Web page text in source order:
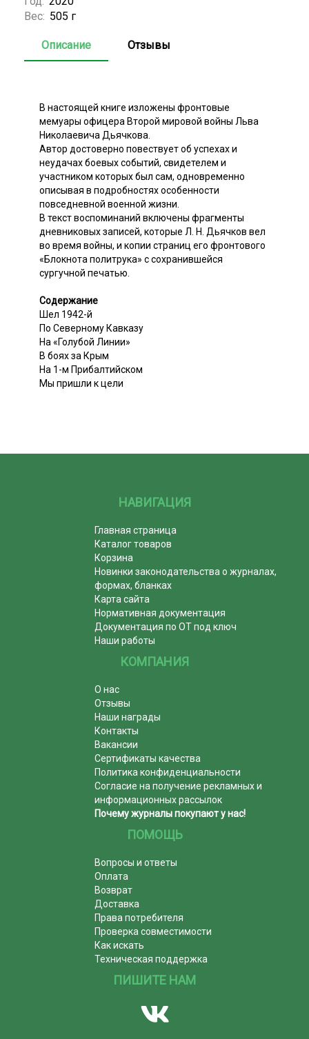
Вес: 505 г
Описание Отзывы
В настоящей книге изложены фронтовые
мемуары офицера Второй мировой войны Льва
Николаевича Дьячкова.
Автор достоверно повествует об успехах и
неудачах боевых событий, свидетелем и
участником которых был сам, одновременно
описывая в подробностях особенности
повседневной военной жизни.
В текст воспоминаний включены фрагменты
дневниковых записей, которые Л. Н. Дьячков вел
во время войны, и копии страниц его фронтового
«Блокнота политрука» с сохранившейся
сургучной печатью.
Содержание
Шел 1942-й
По Северному Кавказу
На «Голубой Линии»
В боях за Крым
На 1-м Прибалтийском
Мы пришли к цели
НАВИГАЦИЯ
Главная страница
Каталог товаров
Корзина
Новинки законодательства о журналах,
формах, бланках
Карта сайта
Нормативная документация
Документация по ОТ под ключ
Наши работы
КОМПАНИЯ
О нас
Отзывы
Наши награды
Контакты
Вакансии
Сертификаты качества
Политика конфиденциальности
Согласие на получение рекламных и
информационных рассылок
Почему журналы покупают у нас!
ПОМОЩЬ
Вопросы и ответы
Оплата
Возврат
Доставка
Права потребителя
Проверка совместимости
Как искать
Техническая поддержка
ПИШИТЕ НАМ